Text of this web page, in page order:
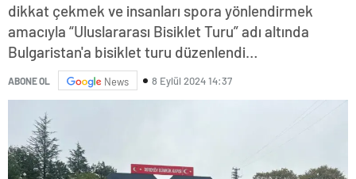
dikkat çekmek ve insanları spora yönlendirmek
amacıyla “Uluslararası Bisiklet Turu” adı altında
Bulgaristan'a bisiklet turu düzenlendi…
ABONE OL News 8 Eylül 2024 14:37